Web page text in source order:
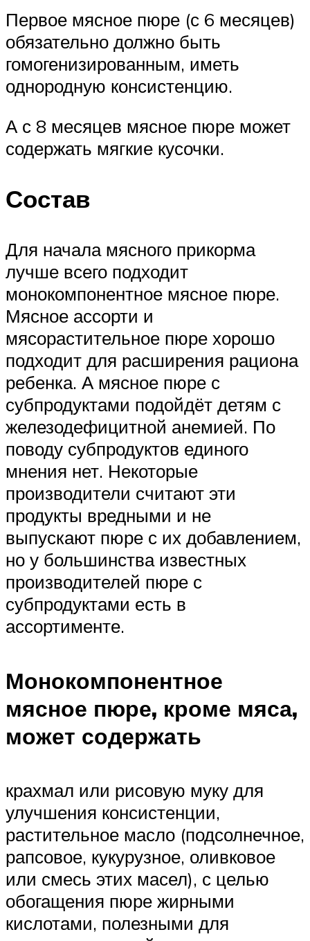
Первое мясное пюре (с 6 месяцев)
обязательно должно быть
гомогенизированным, иметь
однородную консистенцию.
А с 8 месяцев мясное пюре может
содержать мягкие кусочки.
Состав
Для начала мясного прикорма
лучше всего подходит
монокомпонентное мясное пюре.
Мясное ассорти и
мясорастительное пюре хорошо
подходит для расширения рациона
ребенка. А мясное пюре с
субпродуктами подойдёт детям с
железодефицитной анемией. По
поводу субпродуктов единого
мнения нет. Некоторые
производители считают эти
продукты вредными и не
выпускают пюре с их добавлением,
но у большинства известных
производителей пюре с
субпродуктами есть в
ассортименте.
Монокомпонентное
мясное пюре, кроме мяса,
может содержать
крахмал или рисовую муку для
улучшения консистенции,
растительное масло (подсолнечное,
рапсовое, кукурузное, оливковое
или смесь этих масел), с целью
обогащения пюре жирными
кислотами, полезными для